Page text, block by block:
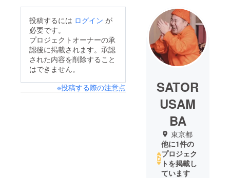
投稿するには ログイン が
必要です。
プロジェクトオーナーの承
認後に掲載されます。承認
された内容を削除すること
はできません。
※投稿する際の注意点
SATOR
USAM
BA
東京都
他に1件の
プロジェク
トを掲載し
ています